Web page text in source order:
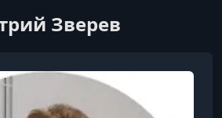
00:02:17
другой вариант
Зверев